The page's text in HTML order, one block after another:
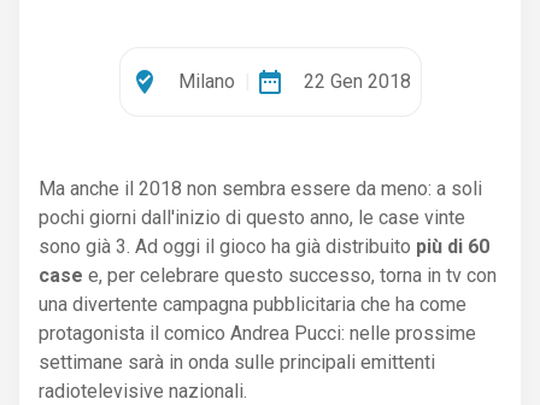
where_to_vote Milano date_range 22 Gen 2018
Ma anche il 2018 non sembra essere da meno: a soli
pochi giorni dall'inizio di questo anno, le case vinte
sono già 3. Ad oggi il gioco ha già distribuito più di 60
case e, per celebrare questo successo, torna in tv con
una divertente campagna pubblicitaria che ha come
protagonista il comico Andrea Pucci: nelle prossime
settimane sarà in onda sulle principali emittenti
radiotelevisive nazionali.